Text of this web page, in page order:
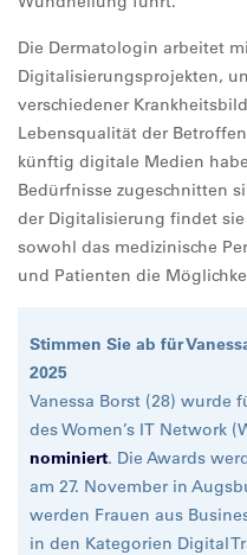
Die Dermatologin arbeitet
Digitalisierungsprojekten,
verschiedener
Lebensqualität der
künftig digitale Medien
Bedürfnisse zugeschnitten
der Digitalisierung findet
sowohl das medizinische
und Patienten die
Stimmen Sie ab für
2025
Vanessa Borst (28) wurde
des Women’s IT Network
nominiert. Die Awards
am 27. November in
werden Frauen aus
in den Kategorien Digital